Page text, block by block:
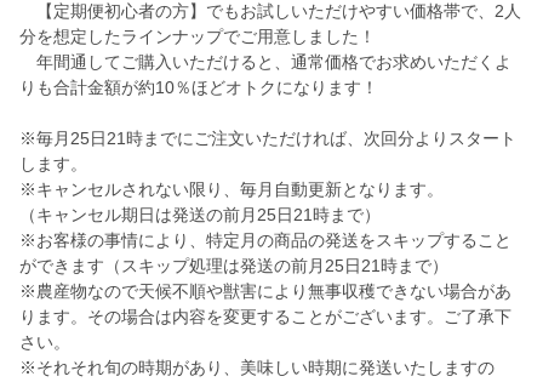
【定期便初心者の方】でもお試しいただけやすい価格帯で、2人
分を想定したラインナップでご用意しました！
年間通してご購入いただけると、通常価格でお求めいただくよ
りも合計金額が約10％ほどオトクになります！
※毎月25日21時までにご注文いただければ、次回分よりスタート
します。
※キャンセルされない限り、毎月自動更新となります。
（キャンセル期日は発送の前月25日21時まで）
※お客様の事情により、特定月の商品の発送をスキップすること
ができます（スキップ処理は発送の前月25日21時まで）
※農産物なので天候不順や獣害により無事収穫できない場合があ
ります。その場合は内容を変更することがございます。ご了承下
さい。
※それそれ旬の時期があり、美味しい時期に発送いたしますの